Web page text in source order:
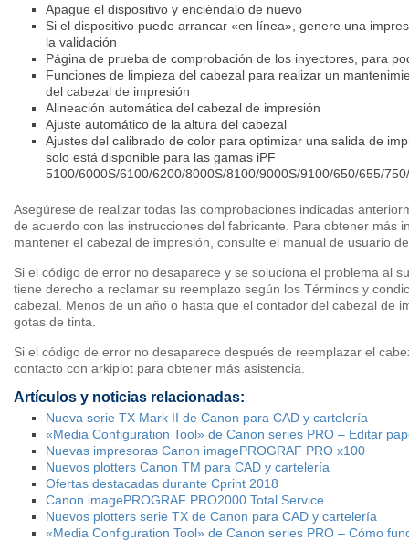
Apague el dispositivo y enciéndalo de nuevo
Si el dispositivo puede arrancar «en línea», genere una
la validación
Página de prueba de comprobación de los inyectores, para
Funciones de limpieza del cabezal para realizar un
del cabezal de impresión
Alineación automática del cabezal de impresión
Ajuste automático de la altura del cabezal
Ajustes del calibrado de color para optimizar una salida de
solo está disponible para las gamas iPF
5100/6000S/6100/6200/8000S/8100/9000S/9100/650/655/
Asegúrese de realizar todas las comprobaciones indicadas
de acuerdo con las instrucciones del fabricante. Para obtener más
mantener el cabezal de impresión, consulte el manual de usuario
Si el código de error no desaparece y se soluciona el problema al
tiene derecho a reclamar su reemplazo según los Términos y
cabezal. Menos de un año o hasta que el contador del cabezal de
gotas de tinta.
Si el código de error no desaparece después de reemplazar el
contacto con arkiplot para obtener más asistencia.
Artículos y noticias relacionadas:
Nueva serie TX Mark II de Canon para CAD y cartelería
«Media Configuration Tool» de Canon series PRO – Editar
Nuevas impresoras Canon imagePROGRAF PRO x100
Nuevos plotters Canon TM para CAD y cartelería
Ofertas destacadas durante Cprint 2018
Canon imagePROGRAF PRO2000 Total Service
Nuevos plotters serie TX de Canon para CAD y cartelería
«Media Configuration Tool» de Canon series PRO – Cómo